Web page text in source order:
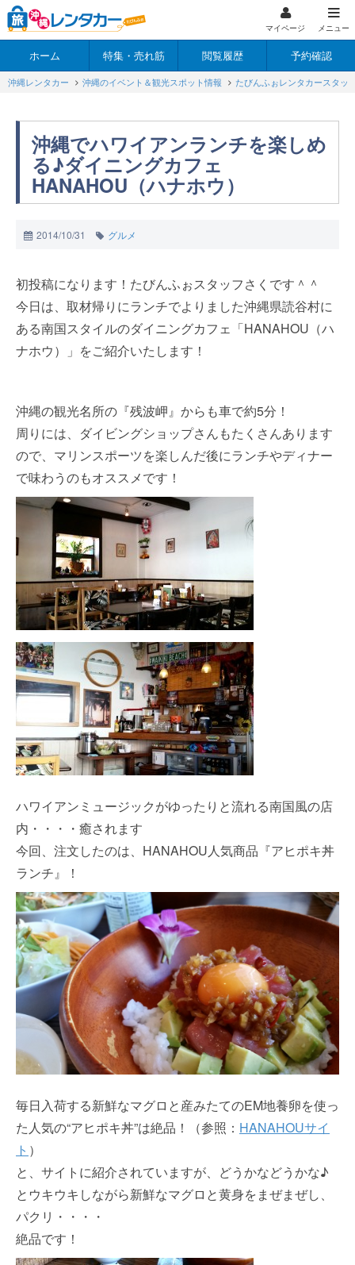
マイページ メニュー
ホーム 特集・売れ筋 閲覧履歴 予約確認
沖縄レンタカー 沖縄のイベント＆観光スポット情報 たびんふぉレンタカースタッ
沖縄でハワイアンランチを楽しめ
る♪ダイニングカフェ
HANAHOU（ハナホウ）
2014/10/31 グルメ
初投稿になります！たびんふぉスタッフさくです＾＾
今日は、取材帰りにランチでよりました沖縄県読谷村に
ある南国スタイルのダイニングカフェ「HANAHOU（ハ
ナホウ）」をご紹介いたします！
沖縄の観光名所の『残波岬』からも車で約5分！
周りには、ダイビングショップさんもたくさんあります
ので、マリンスポーツを楽しんだ後にランチやディナー
で味わうのもオススメです！
ハワイアンミュージックがゆったりと流れる南国風の店
内・・・・癒されます
今回、注文したのは、HANAHOU人気商品『アヒポキ丼
ランチ』！
毎日入荷する新鮮なマグロと産みたてのEM地養卵を使っ
た人気の“アヒポキ丼”は絶品！（参照： HANAHOUサイ
ト ）
と、サイトに紹介されていますが、どうかなどうかな♪
とウキウキしながら新鮮なマグロと黄身をまぜまぜし、
パクリ・・・・
絶品です！